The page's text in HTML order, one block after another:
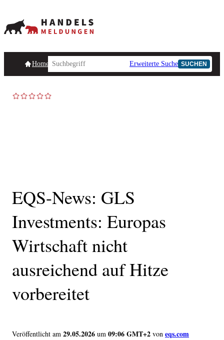
HomepageHandelsmeldungen Ad-Hoc-Meldungen
Erweiterte Suche SUCHEN
EQS-News: GLS
Investments: Europas
Wirtschaft nicht
ausreichend auf Hitze
vorbereitet
Veröffentlicht am 29.05.2026 um 09:06 GMT+2 von eqs.com